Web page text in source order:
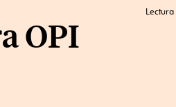
Lectura
OPI